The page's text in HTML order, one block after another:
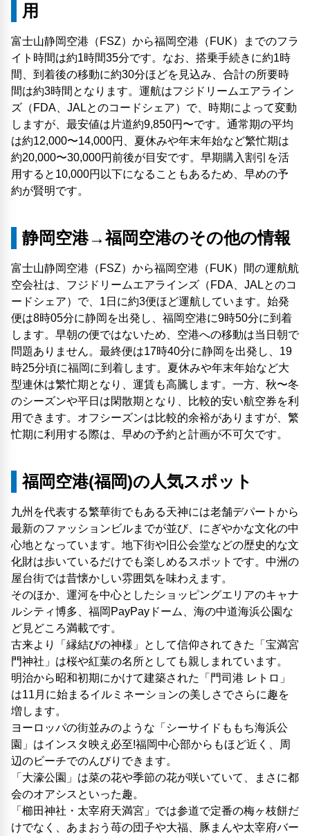
用
富士山静岡空港（FSZ）から福岡空港（FUK）までのフラ
イト時間は約1時間35分です。なお、搭乗手続きに約1時
間、到着後の移動に約30分ほどを見込み、合計の所要時
間は約3時間となります。運航はフジドリームエアライン
ズ（FDA、JALとのコードシェア）で、時期によって変動
しますが、最安値は片道約9,850円〜です。通常期の平均
は約12,000〜14,000円、夏休みや年末年始など繁忙期は
約20,000〜30,000円前後が目安です。早期購入割引を活
用すると10,000円以下になることもあるため、早めの予
約が賢明です。
静岡空港→福岡空港のその他の情報
富士山静岡空港（FSZ）から福岡空港（FUK）間の運航航
空会社は、フジドリームエアラインズ（FDA、JALとのコ
ードシェア）で、1日に約3便ほど運航しています。始発
便は8時05分に静岡を出発し、福岡空港に9時50分に到着
します。早朝の便ではないため、空港への移動は当日朝で
問題ありません。最終便は17時40分に静岡を出発し、19
時25分頃に福岡に到着します。夏休みや年末年始など大
型連休は繁忙期となり、運賃も高騰します。一方、秋〜冬
のシーズンや平日は閑散期となり、比較的安い航空券を利
用できます。オフシーズンは比較的余裕がありますが、繁
忙期に利用する際は、早めの予約と計画が不可欠です。
福岡空港(福岡)の人気スポット
九州を代表する繁華街でもある天神には老舗デパートから
最新のファッションビルまでが並び、にぎやかな文化の中
心地となっています。地下街や旧公会堂などの歴史的な文
化財は歩いているだけでも楽しめるスポットです。中洲の
屋台街では昔懐かしい雰囲気を味わえます。
そのほか、運河を中心としたショッピングエリアのキャナ
ルシティ博多、福岡PayPayドーム、海の中道海浜公園な
ど見どころ満載です。
古来より「縁結びの神様」として信仰されてきた「宝満宮
門神社」は桜や紅葉の名所としても親しまれています。
明治から昭和初期にかけて建築された「門司港 レトロ」
は11月に始まるイルミネーションの美しさでさらに趣を
増します。
ヨーロッパの街並みのような「シーサイドももち海浜公
園」はインスタ映え必至!福岡中心部からもほど近く、周
辺のビーチでのんびりできます。
「大濠公園」は菜の花や季節の花が咲いていて、まさに都
会のオアシスといった趣。
「櫛田神社・太宰府天満宮」では参道で定番の梅ヶ枝餅だ
けでなく、あまおう苺の団子や大福、豚まんや太宰府バー